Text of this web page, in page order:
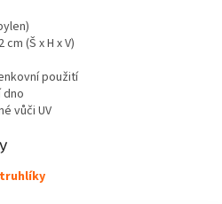
(Š x H x V)
použití
dno
vůči UV